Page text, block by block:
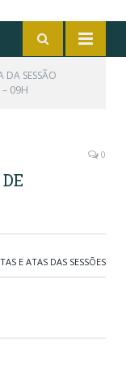
DA SESSÃO
– 09H
0
E ATAS DAS SESSÕES